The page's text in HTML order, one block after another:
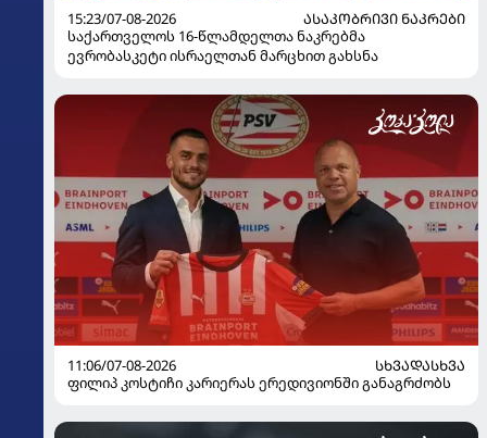
15:23/07-08-2026
ᲐᲡᲐᲙᲝᲑᲠᲘᲕᲘ ᲜᲐᲙᲠᲔᲑᲘ
საქართველოს 16-წლამდელთა ნაკრებმა
ევრობასკეტი ისრაელთან მარცხით გახსნა
11:06/07-08-2026
ᲡᲮᲕᲐᲓᲐᲡᲮᲕᲐ
ფილიპ კოსტიჩი კარიერას ერედივიონში განაგრძობს